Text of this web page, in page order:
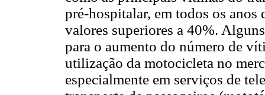
pré-hospitalar, em todos os
valores superiores a 40%.
para o aumento do número de
utilização da motocicleta no
especialmente em serviços de